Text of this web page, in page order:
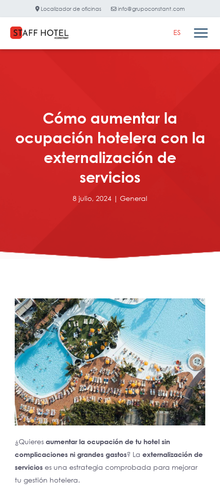
Localizador de oficinas info@grupoconstant.com
ES
Cómo aumentar la
ocupación hotelera con la
externalización de
servicios
8 julio, 2024 | General
¿Quieres aumentar la ocupación de tu hotel sin
complicaciones ni grandes gastos? La externalización de
servicios es una estrategia comprobada para mejorar
tu gestión hotelera.